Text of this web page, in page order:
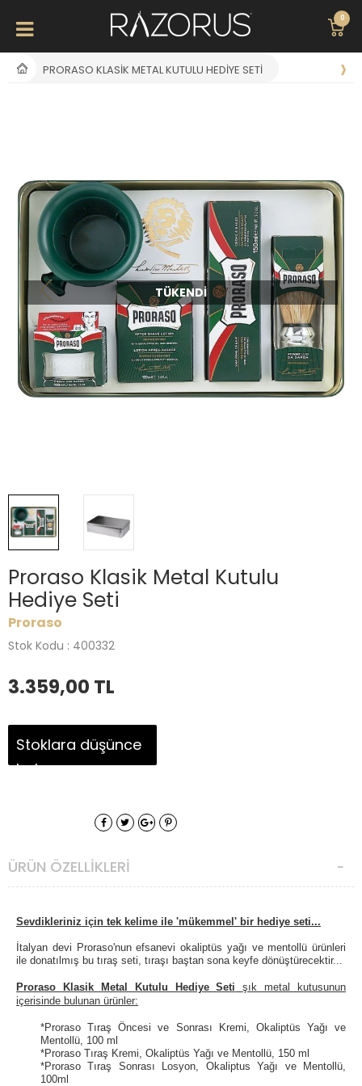
0
PRORASO KLASIK METAL KUTULU HEDIYE SETI
TÜKENDI
Proraso Klasik Metal Kutulu
Hediye Seti
Proraso
Stok Kodu : 400332
3.359,00 TL
Stoklara düşünce
haber ver
ÜRÜN ÖZELLIKLERI
Sevdikleriniz için tek kelime ile 'mükemmel' bir hediye seti...
İtalyan devi Proraso'nun efsanevi okaliptüs yağı ve mentollü ürünleri
ile donatılmış bu tıraş seti, tıraşı baştan sona keyfe dönüştürecektir...
Proraso Klasik Metal Kutulu Hediye Seti
şık metal kutusunun
içerisinde bulunan ürünler:
*Proraso Tıraş Öncesi ve Sonrası Kremi, Okaliptüs Yağı ve
Mentollü, 100 ml
*Proraso Tıraş Kremi, Okaliptüs Yağı ve Mentollü, 150 ml
*Proraso Tıraş Sonrası Losyon, Okaliptus Yağı ve Mentollü,
100ml